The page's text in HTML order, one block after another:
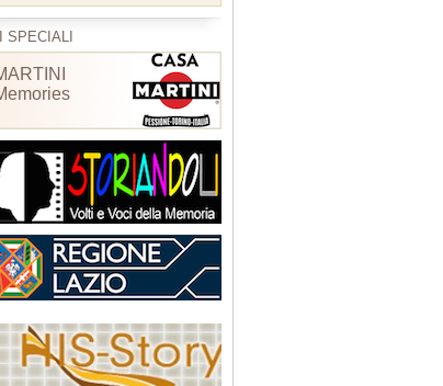
SPECIALI